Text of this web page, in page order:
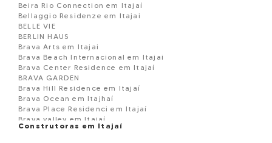
Beira Rio Connection em Itajaí
Bellaggio Residenze em Itajai
BELLE VIE
BERLIN HAUS
Brava Arts em Itajai
Brava Beach Internacional em Itajai
Brava Center Residence em Itajaí
BRAVA GARDEN
Brava Hill Residence em Itajaí
Brava Ocean em Itajhaí
Brava Place Residenci em Itajaí
Brava valley em Itajaí
Brava View em Itajaí
Construtoras em Itajaí